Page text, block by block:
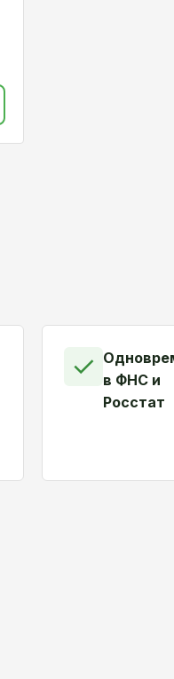
✓ в ФНС и
Росстат